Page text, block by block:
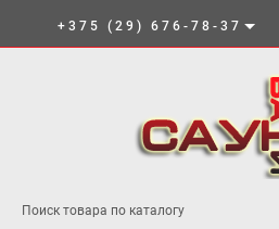
+375 (29) 676-78-37